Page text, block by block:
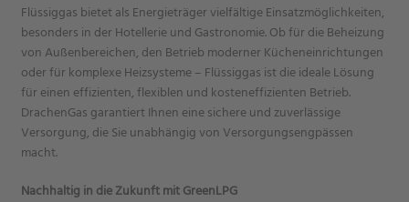
Flüssiggas bietet als Energieträger vielfältige Einsatzmöglichkeiten,
besonders in der Hotellerie und Gastronomie. Ob für die Beheizung
von Außenbereichen, den Betrieb moderner Kücheneinrichtungen
oder für komplexe Heizsysteme – Flüssiggas ist die ideale Lösung
für einen effizienten, flexiblen und kosteneffizienten Betrieb.
DrachenGas garantiert Ihnen eine sichere und zuverlässige
Versorgung, die Sie unabhängig von Versorgungsengpässen
macht.
Nachhaltig in die Zukunft mit GreenLPG